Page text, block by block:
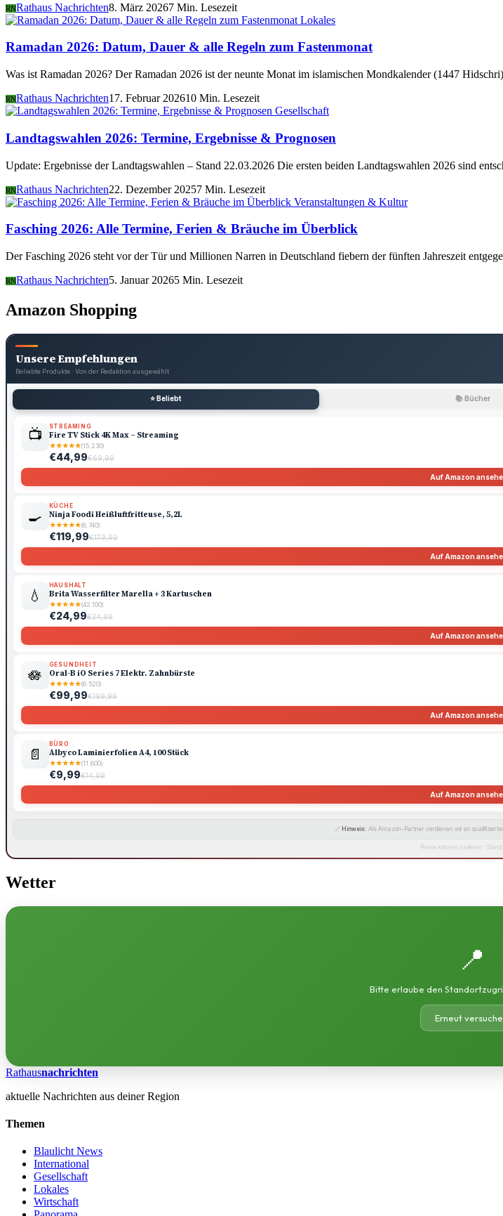
RNRathaus Nachrichten8. März 20267 Min. Lesezeit
Lokales
Ramadan 2026: Datum, Dauer & alle Regeln zum Fastenmonat
Was ist Ramadan 2026? Der Ramadan 2026 ist der neunte Monat im islamischen Mondkalender (1447
RNRathaus Nachrichten17. Februar 202610 Min. Lesezeit
Gesellschaft
Landtagswahlen 2026: Termine, Ergebnisse & Prognosen
Update: Ergebnisse der Landtagswahlen – Stand 22.03.2026 Die ersten beiden Landtagswahlen 2026 sind
RNRathaus Nachrichten22. Dezember 20257 Min. Lesezeit
Veranstaltungen & Kultur
Fasching 2026: Alle Termine, Ferien & Bräuche im Überblick
Der Fasching 2026 steht vor der Tür und Millionen Narren in Deutschland fiebern der fünften Jahreszeit
RNRathaus Nachrichten5. Januar 20265 Min. Lesezeit
Amazon Shopping
Unsere Empfehlungen
Beliebte Produkte · Von der Redaktion ausgewählt
⭐ Beliebt 📚 Bücher
📺 STREAMING
Fire TV Stick 4K Max – Streaming
★★★★★(15.230)
€44,99€69,99
Auf Amazon
🍳
KÜCHE
Ninja Foodi Heißluftfritteuse, 5,2L
★★★★★(8.740)
€119,99€179,99
Auf Amazon
💧
HAUSHALT
Brita Wasserfilter Marella + 3 Kartuschen
★★★★★(42.100)
€24,99€34,99
Auf Amazon
🪷
GESUNDHEIT
Oral-B iO Series 7 Elektr. Zahnbürste
★★★★★(6.520)
€99,99€199,99
Auf Amazon
📄
BÜRO
Albyco Laminierfolien A4, 100 Stück
★★★★★(11.800)
€9,99€14,99
Auf Amazon
🔗 Hinweis: Als Amazon-Partner verdienen wir an
Preise können variieren ·
Wetter
📍
Bitte erlaube den
Erneut
Rathausnachrichten
aktuelle Nachrichten aus deiner Region
Themen
Blaulicht News
International
Gesellschaft
Lokales
Wirtschaft